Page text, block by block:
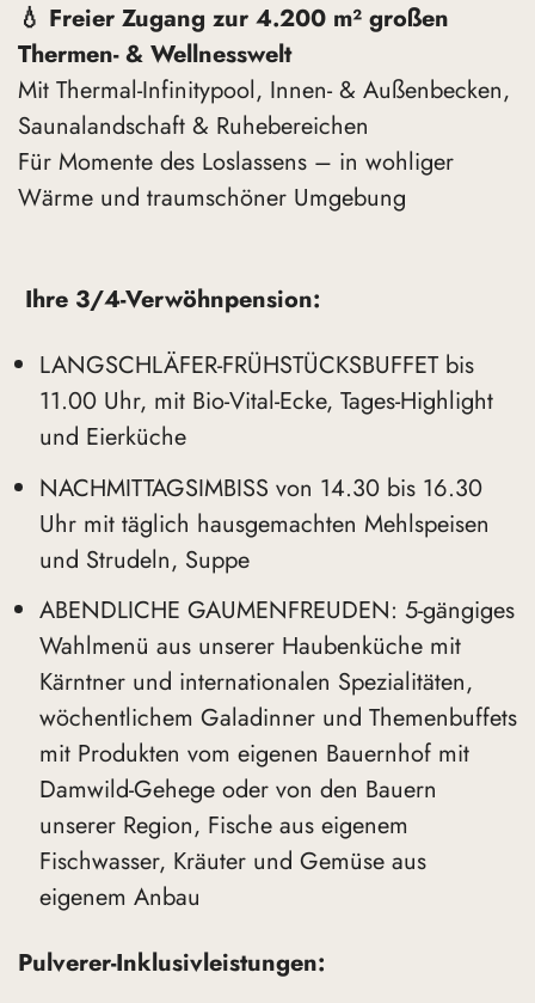
💧 Freier Zugang zur 4.200 m² großen
Thermen- & Wellnesswelt
Mit Thermal-Infinitypool, Innen- & Außenbecken,
Saunalandschaft & Ruhebereichen
Für Momente des Loslassens – in wohliger
Wärme und traumschöner Umgebung
Ihre 3/4-Verwöhnpension:
LANGSCHLÄFER-FRÜHSTÜCKSBUFFET bis
11.00 Uhr, mit Bio-Vital-Ecke, Tages-Highlight
und Eierküche
NACHMITTAGSIMBISS von 14.30 bis 16.30
Uhr mit täglich hausgemachten Mehlspeisen
und Strudeln, Suppe
ABENDLICHE GAUMENFREUDEN: 5-gängiges
Wahlmenü aus unserer Haubenküche mit
Kärntner und internationalen Spezialitäten,
wöchentlichem Galadinner und Themenbuffets
mit Produkten vom eigenen Bauernhof mit
Damwild-Gehege oder von den Bauern
unserer Region, Fische aus eigenem
Fischwasser, Kräuter und Gemüse aus
eigenem Anbau
Pulverer-Inklusivleistungen: